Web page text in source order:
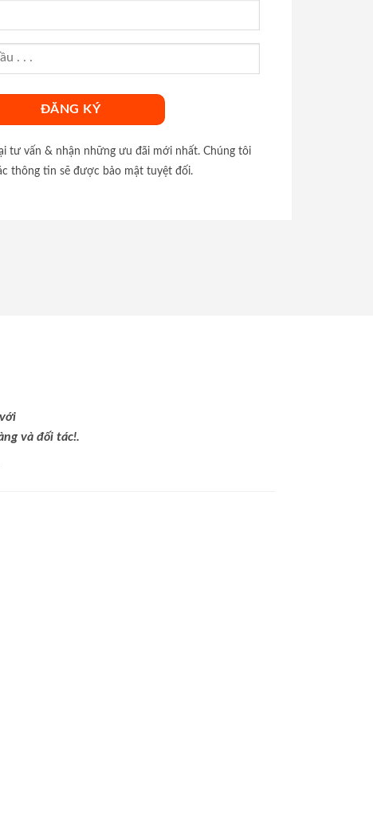
tư vấn & nhận những ưu đãi mới nhất. Chúng tôi
thông tin sẽ được bảo mật tuyệt đối.
và đối tác!.